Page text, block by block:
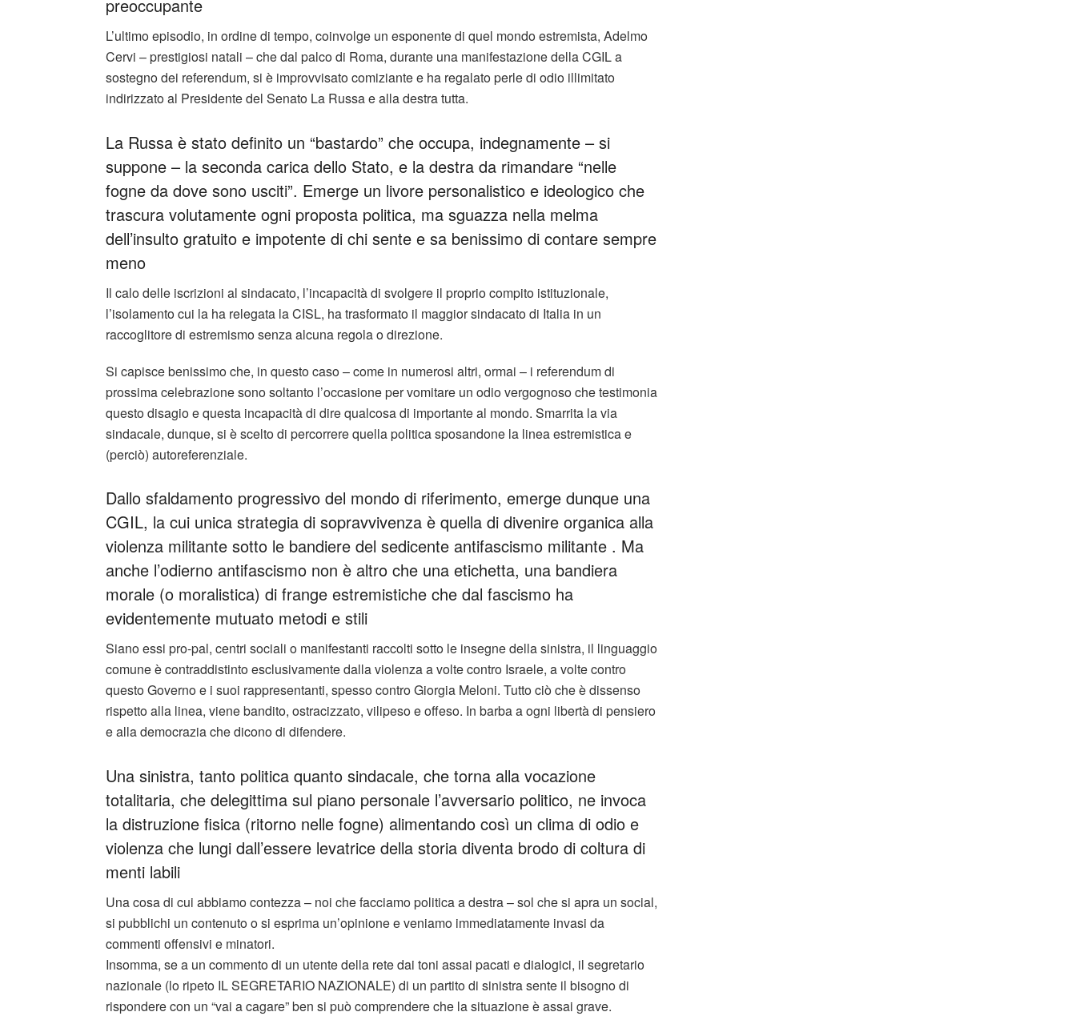
preoccupante
L’ultimo episodio, in ordine di tempo, coinvolge un esponente di quel mondo estremista, Adelmo
Cervi – prestigiosi natali – che dal palco di Roma, durante una manifestazione della CGIL a
sostegno dei referendum, si è improvvisato comiziante e ha regalato perle di odio illimitato
indirizzato al Presidente del Senato La Russa e alla destra tutta.
La Russa è stato definito un “bastardo” che occupa, indegnamente – si
suppone – la seconda carica dello Stato, e la destra da rimandare “nelle
fogne da dove sono usciti”. Emerge un livore personalistico e ideologico che
trascura volutamente ogni proposta politica, ma sguazza nella melma
dell’insulto gratuito e impotente di chi sente e sa benissimo di contare sempre
meno
Il calo delle iscrizioni al sindacato, l’incapacità di svolgere il proprio compito istituzionale,
l’isolamento cui la ha relegata la CISL, ha trasformato il maggior sindacato di Italia in un
raccoglitore di estremismo senza alcuna regola o direzione.
Si capisce benissimo che, in questo caso – come in numerosi altri, ormai – i referendum di
prossima celebrazione sono soltanto l’occasione per vomitare un odio vergognoso che testimonia
questo disagio e questa incapacità di dire qualcosa di importante al mondo. Smarrita la via
sindacale, dunque, si è scelto di percorrere quella politica sposandone la linea estremistica e
(perciò) autoreferenziale.
Dallo sfaldamento progressivo del mondo di riferimento, emerge dunque una
CGIL, la cui unica strategia di sopravvivenza è quella di divenire organica alla
violenza militante sotto le bandiere del sedicente antifascismo militante . Ma
anche l’odierno antifascismo non è altro che una etichetta, una bandiera
morale (o moralistica) di frange estremistiche che dal fascismo ha
evidentemente mutuato metodi e stili
Siano essi pro-pal, centri sociali o manifestanti raccolti sotto le insegne della sinistra, il linguaggio
comune è contraddistinto esclusivamente dalla violenza a volte contro Israele, a volte contro
questo Governo e i suoi rappresentanti, spesso contro Giorgia Meloni. Tutto ciò che è dissenso
rispetto alla linea, viene bandito, ostracizzato, vilipeso e offeso. In barba a ogni libertà di pensiero
e alla democrazia che dicono di difendere.
Una sinistra, tanto politica quanto sindacale, che torna alla vocazione
totalitaria, che delegittima sul piano personale l’avversario politico, ne invoca
la distruzione fisica (ritorno nelle fogne) alimentando così un clima di odio e
violenza che lungi dall’essere levatrice della storia diventa brodo di coltura di
menti labili
Una cosa di cui abbiamo contezza – noi che facciamo politica a destra – sol che si apra un social,
si pubblichi un contenuto o si esprima un’opinione e veniamo immediatamente invasi da
commenti offensivi e minatori.
Insomma, se a un commento di un utente della rete dai toni assai pacati e dialogici, il segretario
nazionale (lo ripeto IL SEGRETARIO NAZIONALE) di un partito di sinistra sente il bisogno di
rispondere con un “vai a cagare” ben si può comprendere che la situazione è assai grave.